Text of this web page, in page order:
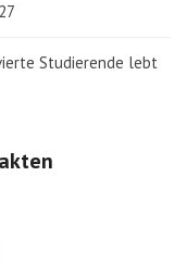
Studierende lebt